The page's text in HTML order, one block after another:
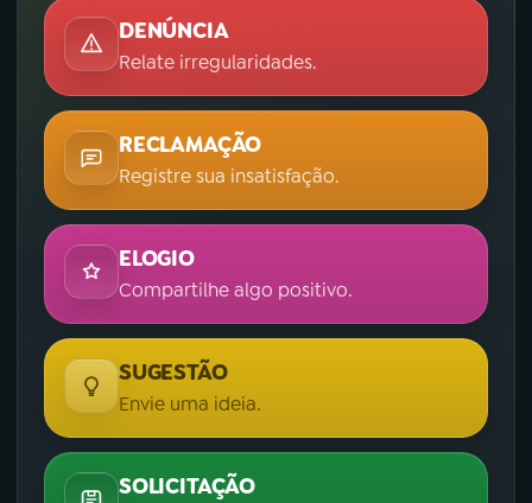
DENÚNCIA
Relate irregularidades.
RECLAMAÇÃO
Registre sua insatisfação.
ELOGIO
Compartilhe algo positivo.
SUGESTÃO
Envie uma ideia.
SOLICITAÇÃO